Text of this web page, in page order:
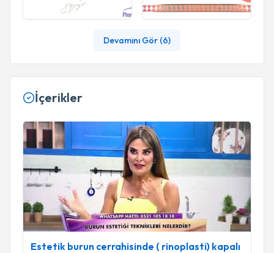
Devamını Gör (6)
İçerikler
Estetik burun cerrahisinde ( rinoplasti) kapalı teknik ve açık
Estetik burun cerrahisinde ( rinoplasti) kapalı